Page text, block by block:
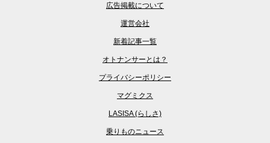
広告掲載について
運営会社
新着記事一覧
オトナンサーとは？
プライバシーポリシー
マグミクス
LASISA (らしさ)
乗りものニュース